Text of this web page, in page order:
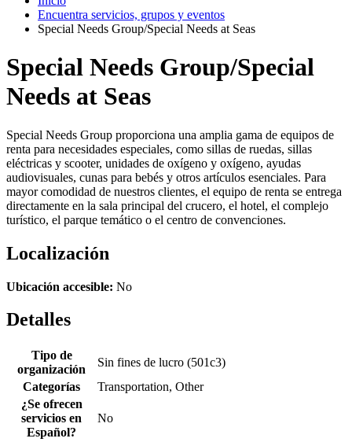
Encuentra servicios, grupos y eventos
Special Needs Group/Special Needs at Seas
Special Needs Group/Special
Needs at Seas
Special Needs Group proporciona una amplia gama de equipos de
renta para necesidades especiales, como sillas de ruedas, sillas
eléctricas y scooter, unidades de oxígeno y oxígeno, ayudas
audiovisuales, cunas para bebés y otros artículos esenciales. Para
mayor comodidad de nuestros clientes, el equipo de renta se entrega
directamente en la sala principal del crucero, el hotel, el complejo
turístico, el parque temático o el centro de convenciones.
Localización
Ubicación accesible: No
Detalles
Tipo de
organización
Sin fines de lucro (501c3)
Categorías
Transportation, Other
¿Se ofrecen
servicios en
Español?
No